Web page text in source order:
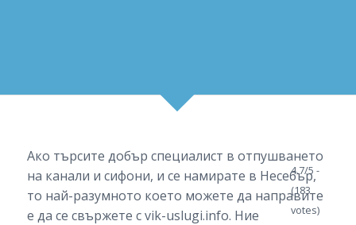
Ако търсите добър специалист в отпушването
на канали и сифони, и се намирате в Несебър,
то най-разумното което можете да направите
е да се свържете с vik-uslugi.info. Ние
4.7/5 -
(183
votes)